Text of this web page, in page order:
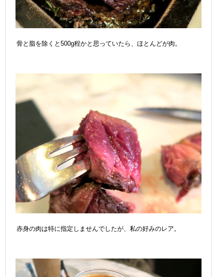
骨と脂を除くと500g程かと思っていたら、ほとんどが肉。
赤身の肉は特に指定しませんでしたが、私の好みのレア。